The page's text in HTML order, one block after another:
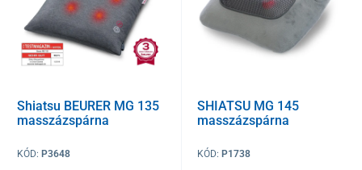
Shiatsu BEURER MG 135
masszázspárna
KÓD: P3648
SHIATSU MG 145
masszázspárna
KÓD: P1738